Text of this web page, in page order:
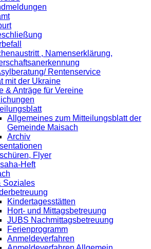
, Namenserklärung,
Rentenservice
mit der Ukraine
& Anträge für Vereine
Allgemeines zum Mitteilungsblatt der
Gemeinde Maisach
Archiv
Flyer
Heft
Soziales
Kindertagesstätten
Hort- und Mittagsbetreuung
JUBS Nachmittagsbetreuung
Ferienprogramm
Anmeldeverfahren